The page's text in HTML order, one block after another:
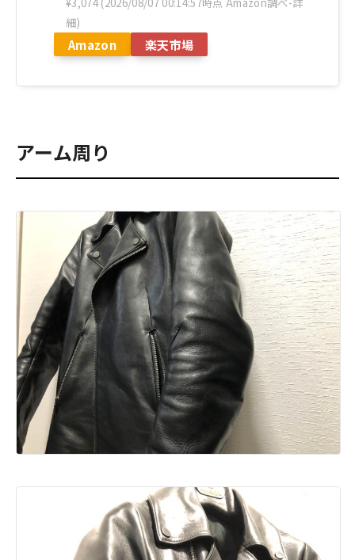
細)
Amazon 楽天市場
アーム周り